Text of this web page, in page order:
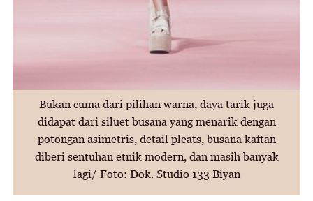
Bukan cuma dari pilihan warna, daya tarik juga
didapat dari siluet busana yang menarik dengan
potongan asimetris, detail pleats, busana kaftan
diberi sentuhan etnik modern, dan masih banyak
lagi/ Foto: Dok. Studio 133 Biyan